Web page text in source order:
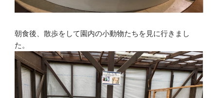
朝食後、散歩をして園内の小動物たちを見に行きまし
た。